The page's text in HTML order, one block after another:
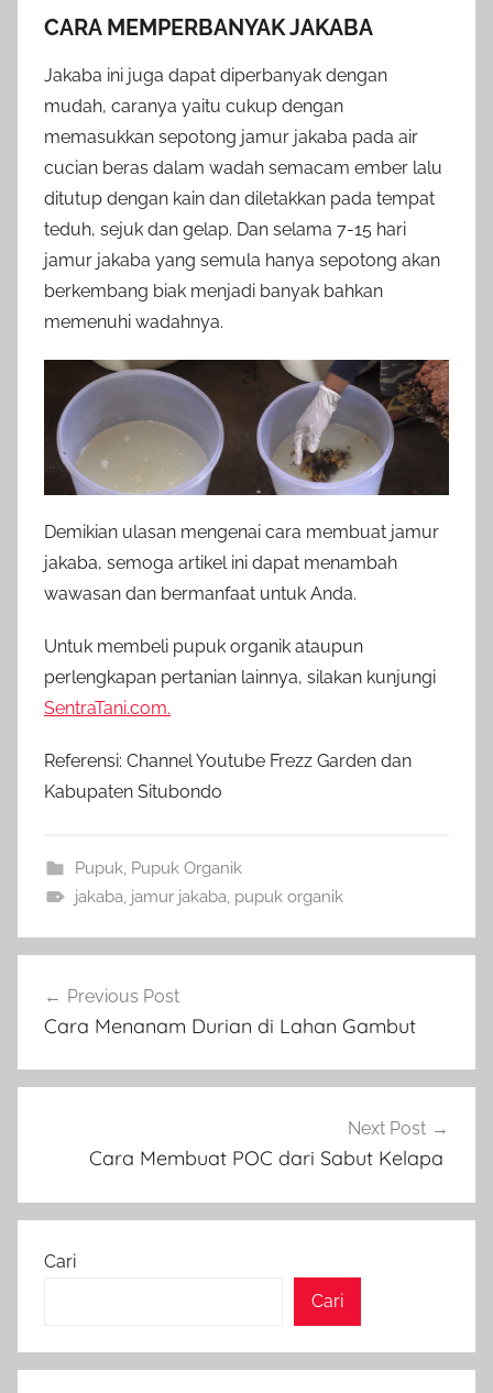
CARA MEMPERBANYAK JAKABA
Jakaba ini juga dapat diperbanyak dengan
mudah, caranya yaitu cukup dengan
memasukkan sepotong jamur jakaba pada air
cucian beras dalam wadah semacam ember lalu
ditutup dengan kain dan diletakkan pada tempat
teduh, sejuk dan gelap. Dan selama 7-15 hari
jamur jakaba yang semula hanya sepotong akan
berkembang biak menjadi banyak bahkan
memenuhi wadahnya.
Demikian ulasan mengenai cara membuat jamur
jakaba, semoga artikel ini dapat menambah
wawasan dan bermanfaat untuk Anda.
Untuk membeli pupuk organik ataupun
perlengkapan pertanian lainnya, silakan kunjungi
SentraTani.com.
Referensi: Channel Youtube Frezz Garden dan
Kabupaten Situbondo
Pupuk, Pupuk Organik
jakaba, jamur jakaba, pupuk organik
pos
Previous Post
Cara Menanam Durian di Lahan Gambut
Next Post
Cara Membuat POC dari Sabut Kelapa
Cari
Cari